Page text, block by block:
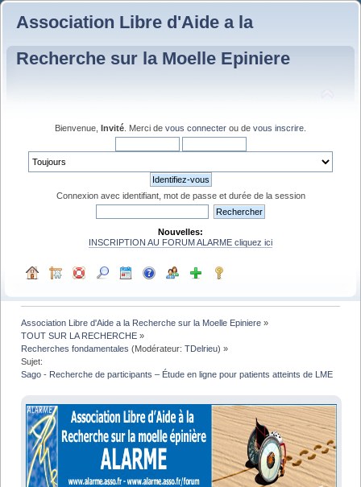
Association Libre d'Aide a la
Recherche sur la Moelle Epiniere
Bienvenue, Invité . Merci de vous connecter ou de vous inscrire
Connexion avec identifiant, mot de passe et durée de la session
Nouvelles:
INSCRIPTION AU FORUM ALARME cliquez ici
Association Libre d'Aide a la Recherche sur la Moelle Epiniere »
TOUT SUR LA RECHERCHE »
Recherches fondamentales (Modérateur:TDelrieu) »
Sujet:
Sago - Recherche de participants – Étude en ligne pour patients atteints de LME